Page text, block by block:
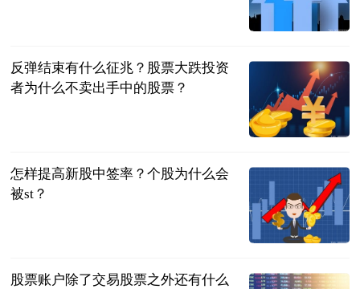
反弹结束有什么征兆？股票大跌投资
者为什么不卖出手中的股票？
怎样提高新股中签率？个股为什么会
被st？
股票账户除了交易股票之外还有什么